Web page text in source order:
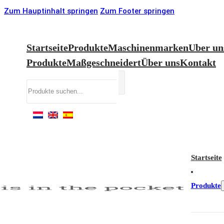
Zum Hauptinhalt springen Zum Footer springen
StartseiteProdukteMaschinenmarkenUber
ProdukteMaßgeschneidertÜber unsKontakt
Startseite
Produkte